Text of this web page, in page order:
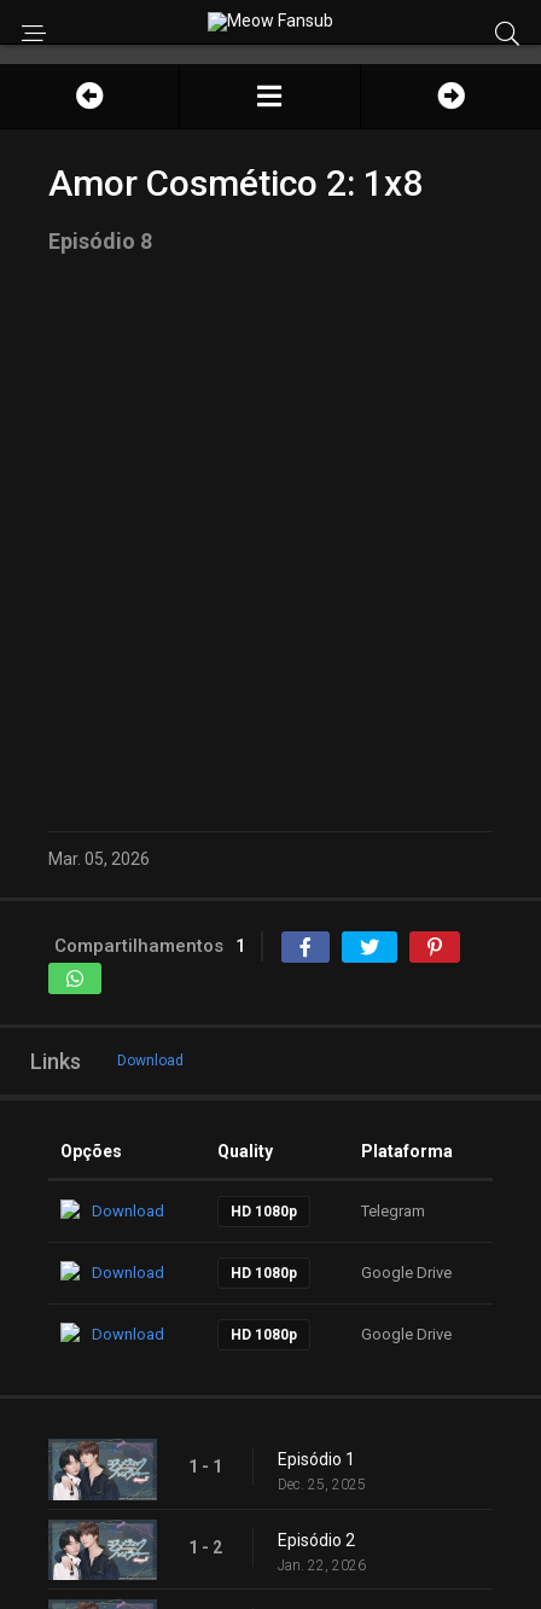
Amor Cosmético 2: 1x8
Episódio 8
Mar. 05, 2026
Compartilhamentos 1
Links Download
Opções Quality Plataforma
Download HD 1080p Telegram
Download HD 1080p Google Drive
Download HD 1080p Google Drive
1 - 1 Episódio 1
Dec. 25, 2025
1 - 2 Episódio 2
Jan. 22, 2026